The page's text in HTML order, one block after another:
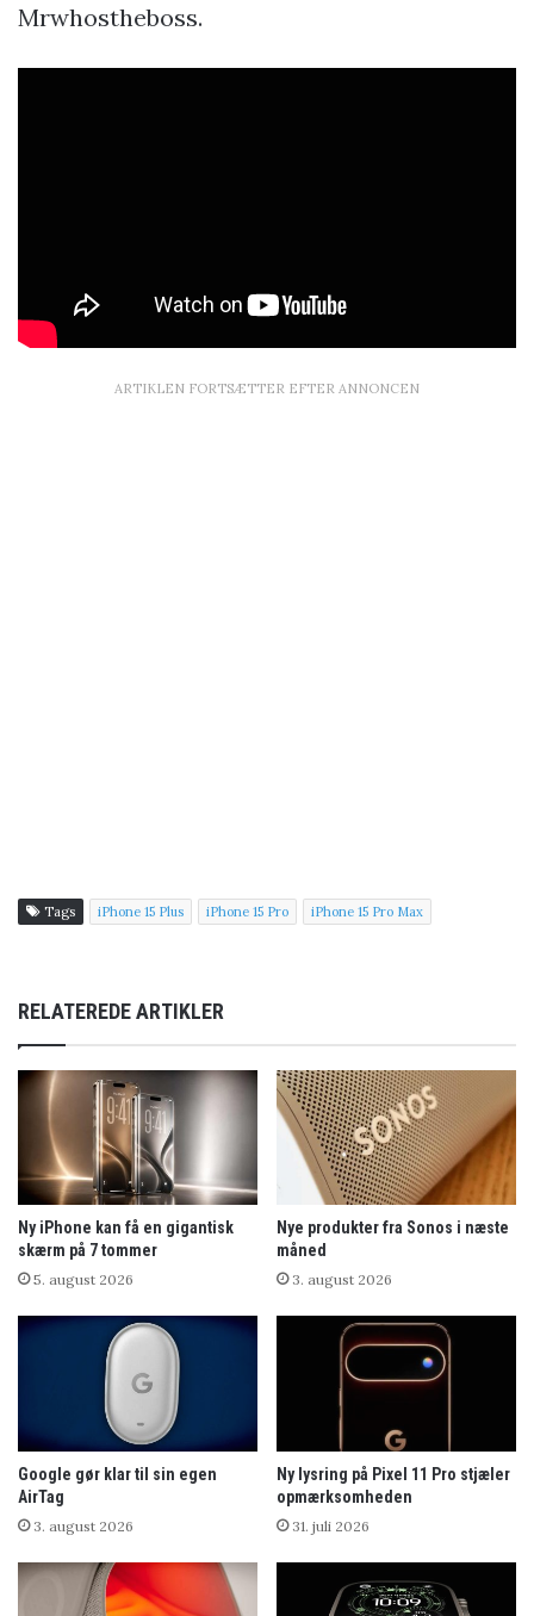
Mrwhostheboss.
ARTIKLEN FORTSÆTTER EFTER ANNONCEN
Tags iPhone 15 Plus iPhone 15 Pro iPhone 15 Pro Max
RELATEREDE ARTIKLER
Ny iPhone kan få en gigantisk
skærm på 7 tommer
5. august 2026
Nye produkter fra Sonos i næste
måned
3. august 2026
Google gør klar til sin egen
AirTag
3. august 2026
Ny lysring på Pixel 11 Pro stjæler
opmærksomheden
31. juli 2026